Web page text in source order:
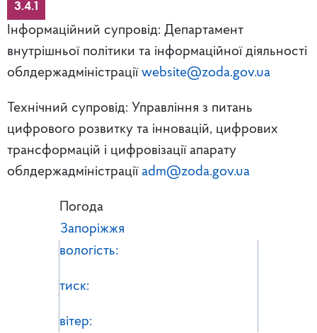
3.4.1
Інформаційний супровід: Департамент
внутрішньої політики та інформаційної діяльності
облдержадміністрації website@zoda.gov.ua
Технічний супровід: Управління з питань
цифрового розвитку та інновацій, цифрових
трансформацій і цифровізації апарату
облдержадміністрації adm@zoda.gov.ua
Погода
Запоріжжя
вологість:
тиск:
вітер: